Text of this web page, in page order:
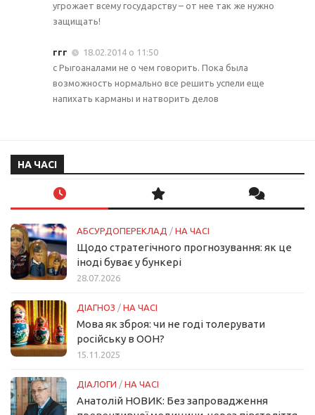
угрожает всему государству – от нее так же нужно
защищать!
ггг
18.02.2014 о 11:50
с Рыгоаналами не о чем говорить. Пока была
возможность нормально все решить успели еще
напихать карманы и натворить делов
НА ЧАСІ
АБСУРДОПЕРЕКЛАД / НА ЧАСІ
Щодо стратегічного прогнозування: як це
іноді буває у бункері
28.07.2026
ДІАГНОЗ / НА ЧАСІ
Мова як зброя: чи не годі толерувати
російську в ООН?
15.11.2025
ДІАЛОГИ / НА ЧАСІ
Анатолій НОВИК: Без запровадження